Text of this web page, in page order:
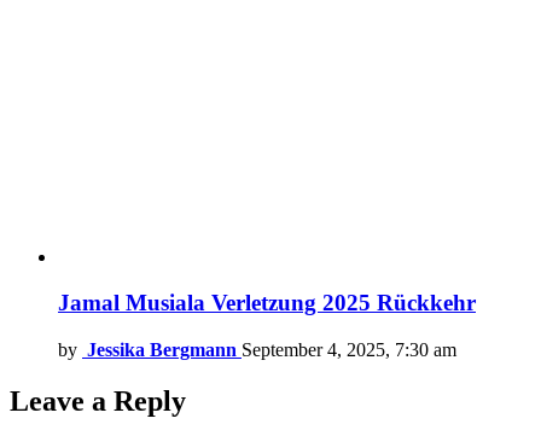
Jamal Musiala Verletzung 2025 Rückkehr
by Jessika Bergmann September 4, 2025, 7:30 am
Leave a Reply